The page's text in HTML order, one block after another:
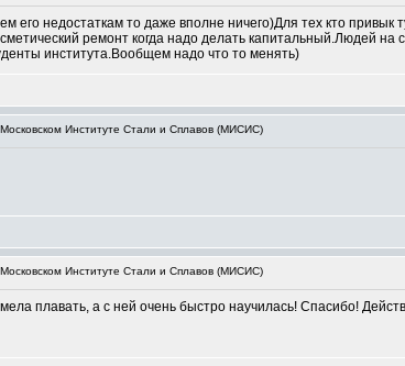
его недостаткам то даже вполне ничего)Для тех кто привык
ремонт когда надо делать капитальный.Людей
института.Вообщем надо что то менять)
Институте Стали и Сплавов (МИСИС)
Институте Стали и Сплавов (МИСИС)
плавать, а с ней очень быстро научилась! Спасибо!